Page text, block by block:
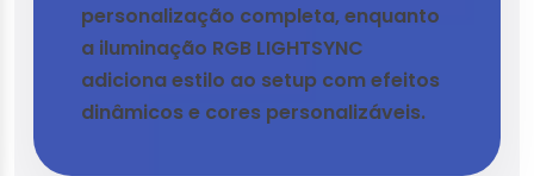
personalização completa, enquanto
a iluminação RGB LIGHTSYNC
adiciona estilo ao setup com efeitos
dinâmicos e cores personalizáveis.